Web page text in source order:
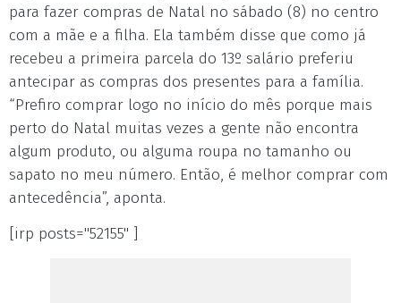
para fazer compras de Natal no sábado (8) no centro
com a mãe e a filha. Ela também disse que como já
recebeu a primeira parcela do 13º salário preferiu
antecipar as compras dos presentes para a família.
“Prefiro comprar logo no início do mês porque mais
perto do Natal muitas vezes a gente não encontra
algum produto, ou alguma roupa no tamanho ou
sapato no meu número. Então, é melhor comprar com
antecedência”, aponta.
[irp posts="52155" ]